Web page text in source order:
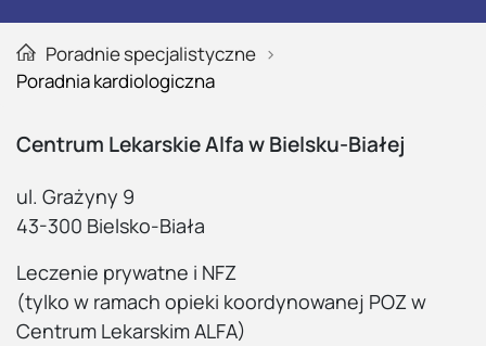
Głowna strona serwisu
Poradnie specjalistyczne
Poradnia kardiologiczna
Centrum Lekarskie Alfa w Bielsku-Białej
ul. Grażyny 9
43-300 Bielsko-Biała
Leczenie prywatne i NFZ
(tylko w ramach opieki koordynowanej POZ w
Centrum Lekarskim ALFA)